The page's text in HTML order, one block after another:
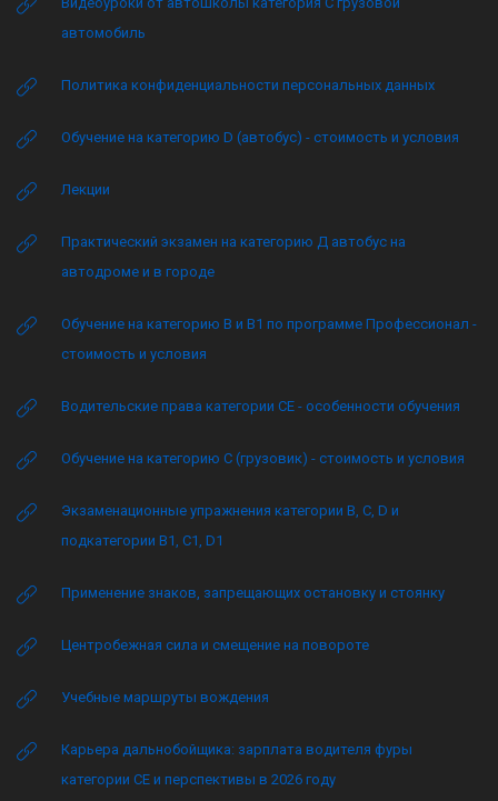
автомобиль
Политика конфиденциальности персональных данных
Обучение на категорию D (автобус) - стоимость и условия
Лекции
Практический экзамен на категорию Д автобус на
автодроме и в городе
Обучение на категорию B и B1 по программе Профессионал -
стоимость и условия
Водительские права категории CE - особенности обучения
Обучение на категорию C (грузовик) - стоимость и условия
Экзаменационные упражнения категории B, C, D и
подкатегории B1, C1, D1
Применение знаков, запрещающих остановку и стоянку
Центробежная сила и смещение на повороте
Учебные маршруты вождения
Карьера дальнобойщика: зарплата водителя фуры
категории CE и перспективы в 2026 году